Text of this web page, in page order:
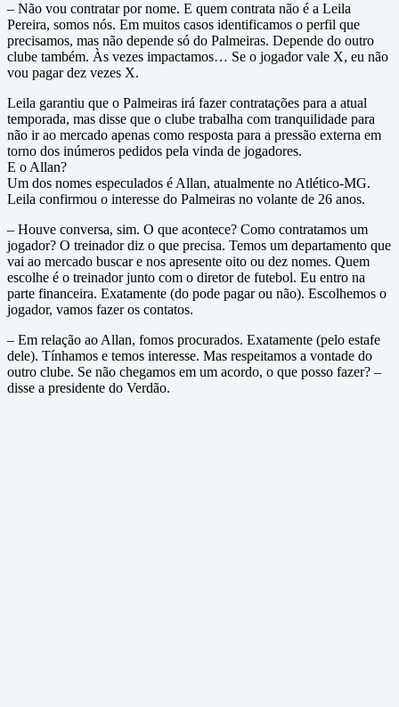
– Não vou contratar por nome. E quem contrata não é a Leila
Pereira, somos nós. Em muitos casos identificamos o perfil que
precisamos, mas não depende só do Palmeiras. Depende do outro
clube também. Às vezes impactamos… Se o jogador vale X, eu não
vou pagar dez vezes X.
Leila garantiu que o Palmeiras irá fazer contratações para a atual
temporada, mas disse que o clube trabalha com tranquilidade para
não ir ao mercado apenas como resposta para a pressão externa em
torno dos inúmeros pedidos pela vinda de jogadores.
E o Allan?
Um dos nomes especulados é Allan, atualmente no Atlético-MG.
Leila confirmou o interesse do Palmeiras no volante de 26 anos.
– Houve conversa, sim. O que acontece? Como contratamos um
jogador? O treinador diz o que precisa. Temos um departamento que
vai ao mercado buscar e nos apresente oito ou dez nomes. Quem
escolhe é o treinador junto com o diretor de futebol. Eu entro na
parte financeira. Exatamente (do pode pagar ou não). Escolhemos o
jogador, vamos fazer os contatos.
– Em relação ao Allan, fomos procurados. Exatamente (pelo estafe
dele). Tínhamos e temos interesse. Mas respeitamos a vontade do
outro clube. Se não chegamos em um acordo, o que posso fazer? –
disse a presidente do Verdão.